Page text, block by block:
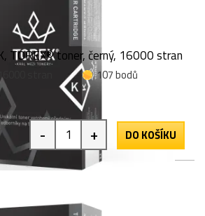
TOREX® toner, černý, 16000 stran
16000 stran
107 bodů
- + DO KOŠÍKU